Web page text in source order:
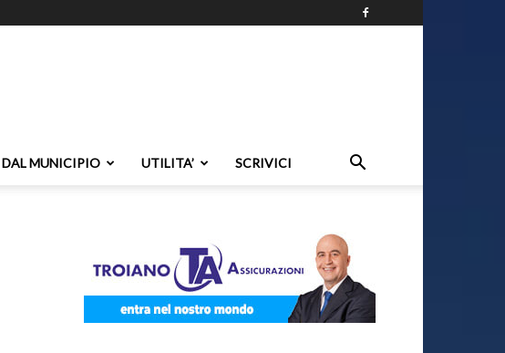
DAL MUNICIPIO UTILITA’ SCRIVICI